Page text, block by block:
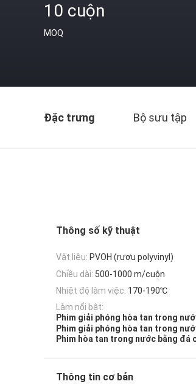
10 cuộn
MOQ
Đặc trưng Bộ sưu tập
Thông số kỹ thuật
Vật liệu: PVOH (rượu polyvinyl)
Chiều dài: 500-1000 m/cuộn
Nhiệt độ làm việc: 170-190℃
Làm nổi bật:
Phim giải phóng hòa tan trong
Phim giải phóng hòa tan trong
Phim hòa tan trong nước bằng đá
Thông tin cơ bản